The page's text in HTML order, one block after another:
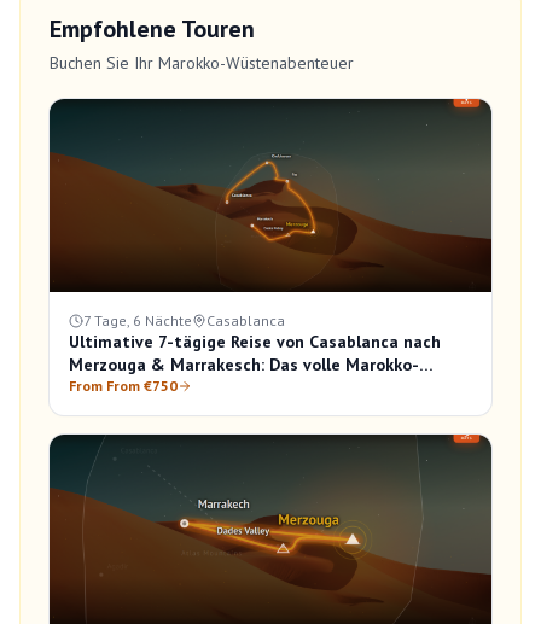
Empfohlene Touren
Buchen Sie Ihr Marokko-Wüstenabenteuer
7 Tage, 6 Nächte Casablanca
Ultimative 7-tägige Reise von Casablanca nach
Merzouga & Marrakesch: Das volle Marokko-
Erlebnis
From From €750